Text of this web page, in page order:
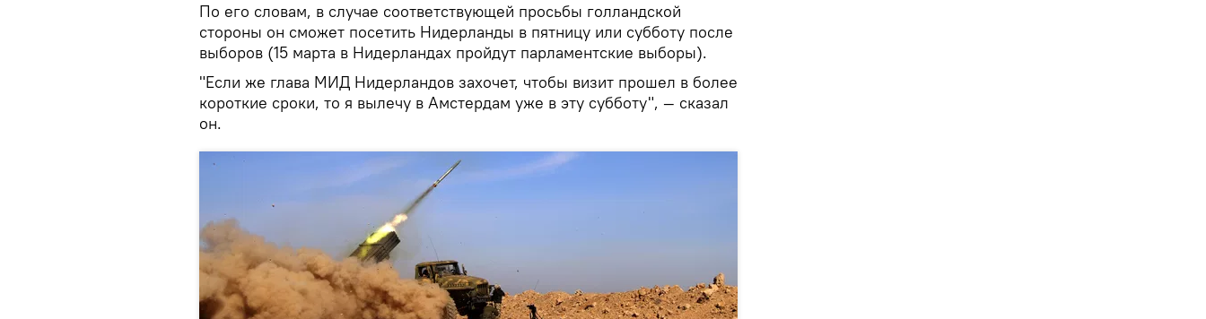
По его словам, в случае соответствующей просьбы голландской
стороны он сможет посетить Нидерланды в пятницу или субботу после
выборов (15 марта в Нидерландах пройдут парламентские выборы).
"Если же глава МИД Нидерландов захочет, чтобы визит прошел в более
короткие сроки, то я вылечу в Амстердам уже в эту субботу", — сказал
он.